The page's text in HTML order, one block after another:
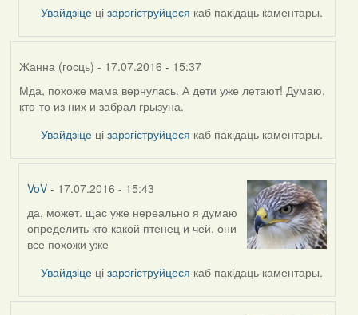
Увайдзіце цізарэгіструйцеся каб пакідаць каментары.
Жанна (госць) - 17.07.2016 - 15:37
Мда, похоже мама вернулась. А дети уже летают! Думаю,
кто-то из них и забрал грызуна.
Увайдзіце цізарэгіструйцеся каб пакідаць каментары.
VoV - 17.07.2016 - 15:43
In
reply
to
(госць)
да, может. щас уже нереально я думаю
определить кто какой птенец и чей. они
все похожи уже
Увайдзіце цізарэгіструйцеся каб пакідаць каментары.